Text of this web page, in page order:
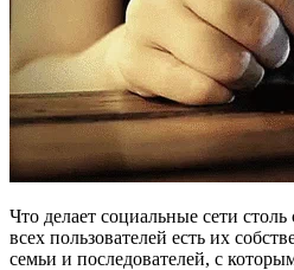
Что делает социальные сети
всех пользователей есть их
семьи и последователей, с